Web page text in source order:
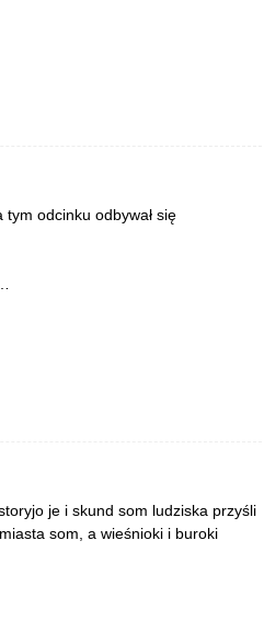
odcinku odbywał się
je i skund som ludziska przyśli
som, a wieśnioki i buroki